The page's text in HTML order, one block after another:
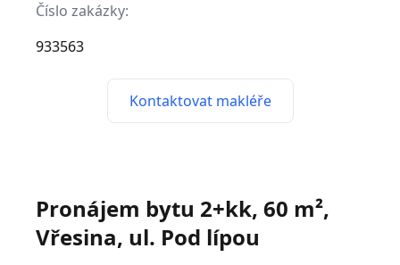
Číslo zakázky:
933563
Kontaktovat makléře
Pronájem bytu 2+kk, 60 m²,
Vřesina, ul. Pod lípou